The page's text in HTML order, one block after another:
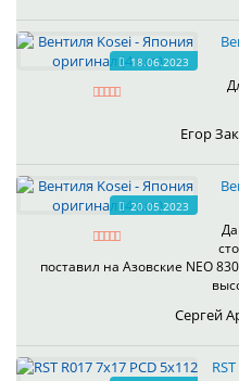
18.06.2023
Егор
20.05.2023
поставил на Азовские NEO
Сергей